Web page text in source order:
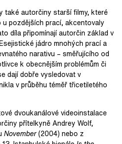
také autorčiny starší filmy, které
pozdějších prací, akcentovaly
díla připomínají autorčin základ v
jádro mnohých prací a
narativu – směřujícího od
k obecnějším problémům či
dají dobře vysledovat v
v průběhu téměř třicetiletého
dvoukanálové videoinstalace
přítelkyně Andrey Wolf,
November(2004) nebo z